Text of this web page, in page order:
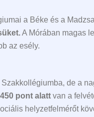
a Béke és a
A Mórában magas
az esély.
de a
450 pont alatt van a
helyzetfelmérőt